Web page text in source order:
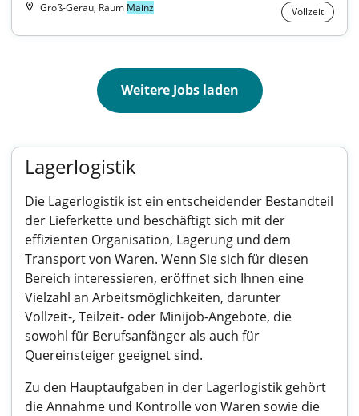
Groß-Gerau, Raum Mainz Vollzeit
Weitere Jobs laden
Lagerlogistik
Die Lagerlogistik ist ein entscheidender Bestandteil
der Lieferkette und beschäftigt sich mit der
effizienten Organisation, Lagerung und dem
Transport von Waren. Wenn Sie sich für diesen
Bereich interessieren, eröffnet sich Ihnen eine
Vielzahl an Arbeitsmöglichkeiten, darunter
Vollzeit-, Teilzeit- oder Minijob-Angebote, die
sowohl für Berufsanfänger als auch für
Quereinsteiger geeignet sind.
Zu den Hauptaufgaben in der Lagerlogistik gehört
die Annahme und Kontrolle von Waren sowie die